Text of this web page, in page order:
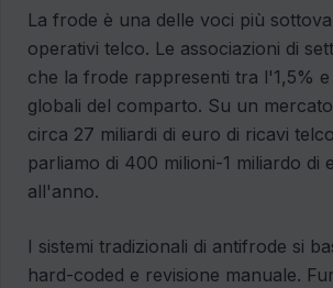
La frode è una delle voci più
operativi telco. Le associazioni di
che la frode rappresenti tra l'1,5%
globali del comparto. Su un
circa 27 miliardi di euro di ricavi
parliamo di 400 milioni-1 miliardo di
all'anno.
I sistemi tradizionali di antifrode si
hard-coded e revisione manuale.